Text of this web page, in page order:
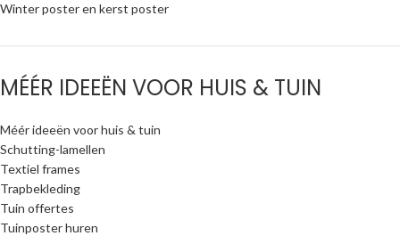
Winter poster en kerst poster
MÉÉR IDEEËN VOOR HUIS & TUIN
Méér ideeën voor huis & tuin
Schutting-lamellen
Textiel frames
Trapbekleding
Tuin offertes
Tuinposter huren